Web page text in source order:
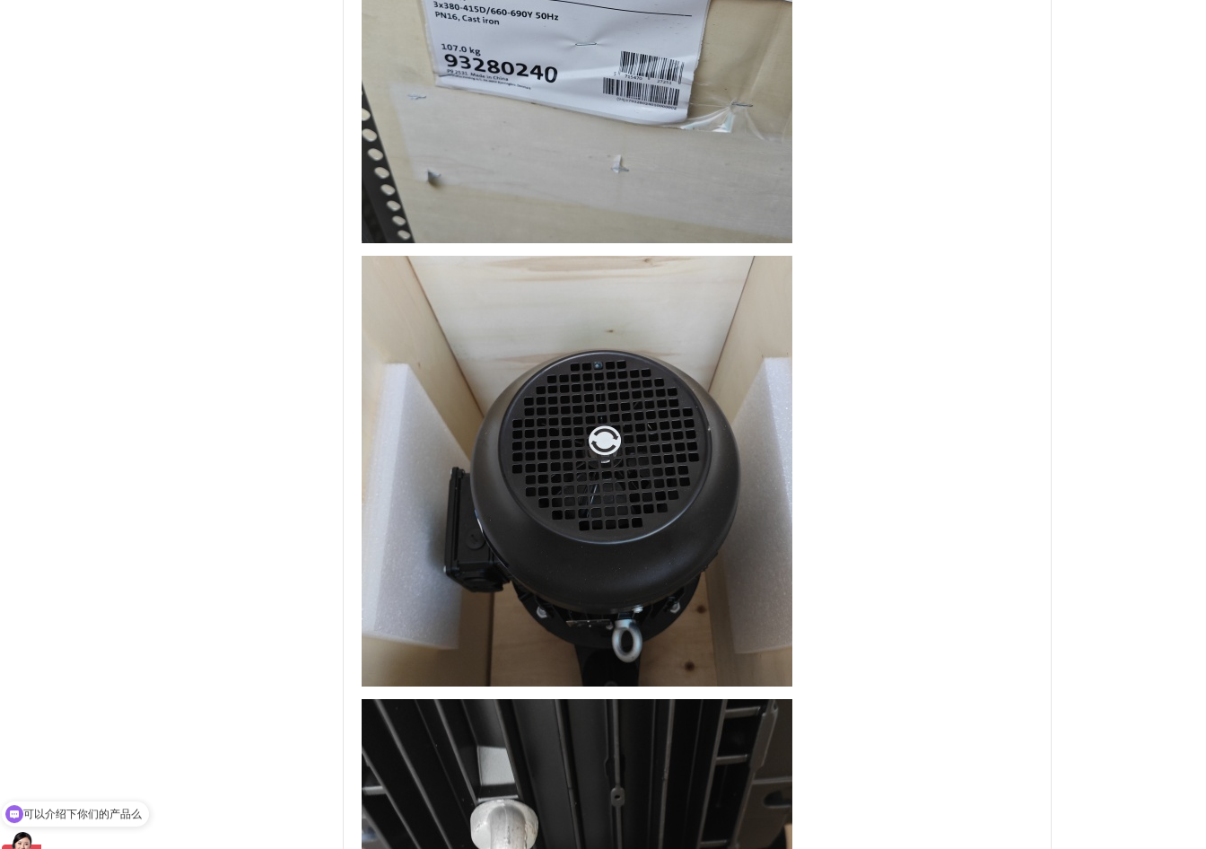
可以介绍下你们的产品么